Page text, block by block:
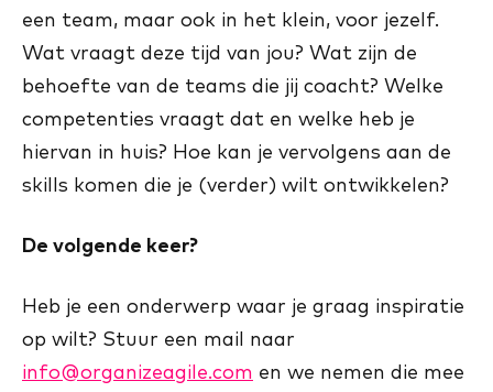
een team, maar ook in het klein, voor jezelf.
Wat vraagt deze tijd van jou? Wat zijn de
behoefte van de teams die jij coacht? Welke
competenties vraagt dat en welke heb je
hiervan in huis? Hoe kan je vervolgens aan de
skills komen die je (verder) wilt ontwikkelen?
De volgende keer?
Heb je een onderwerp waar je graag inspiratie
op wilt? Stuur een mail naar
info@organizeagile.com en we nemen die mee